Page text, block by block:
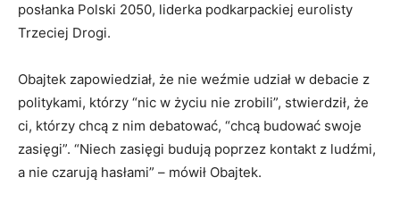
posłanka Polski 2050, liderka podkarpackiej eurolisty
Trzeciej Drogi.
Obajtek zapowiedział, że nie weźmie udział w debacie z
politykami, którzy “nic w życiu nie zrobili”, stwierdził, że
ci, którzy chcą z nim debatować, “chcą budować swoje
zasięgi”. “Niech zasięgi budują poprzez kontakt z ludźmi,
a nie czarują hasłami” – mówił Obajtek.